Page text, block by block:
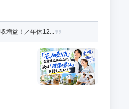
増益！／年休12...